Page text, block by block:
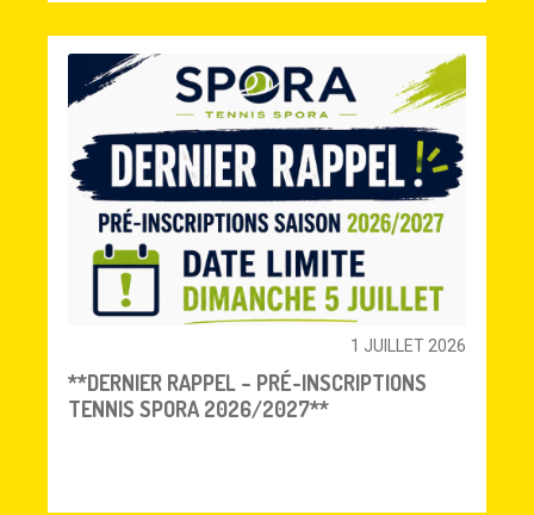
1 JUILLET 2026
**DERNIER RAPPEL – PRÉ-INSCRIPTIONS
TENNIS SPORA 2026/2027**